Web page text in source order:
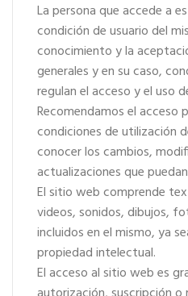
La persona que accede a
condición de usuario del
conocimiento y la
generales y en su caso,
regulan el acceso y el uso
Recomendamos el acceso
condiciones de utilización
conocer los cambios,
actualizaciones que
El sitio web comprende
videos, sonidos, dibujos,
incluidos en el mismo, ya
propiedad intelectual.
El acceso al sitio web es